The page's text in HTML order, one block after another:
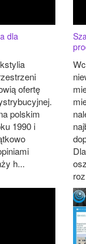
dla
ofertę
polskim
1990 i
h...